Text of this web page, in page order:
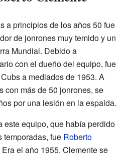
a principios de los años 50 fue
de jonrones muy temido y un
Mundial. Debido a
con el dueño del equipo, fue
a mediados de 1953. A
con más de 50 jonrones, se
por una lesión en la espalda.
este equipo, que había perdido
temporadas, fue Roberto
el año 1955. Clemente se